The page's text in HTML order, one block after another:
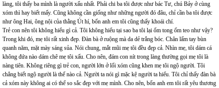
làng, tôi thấy ba mình là người xấu nhất. Phải chi ba tôi được như bác Tư, chú Bảy ở cùng
xóm thì hay biết mấy. Cũng không cần giống như những người đó đâu, chỉ cần ba tôi được
như ông Hai, ông nội của thằng Út hí, bốn anh em tôi cũng thấy khoái chí.
Trẻ con nên tôi không hiểu gì cả. Tôi không hiểu tại sao ba tôi lại ốm tong ốm teo như vậy?
Trong khi đó, mẹ tôi rất xinh đẹp. Đàn bà ở ruộng mà da dẻ trắng bóc. Chân lấm tay bùn
quanh năm, mặt mày sáng sủa. Nói chung, mắt mũi mẹ tôi đều đẹp cả. Nhìn mẹ, tôi dám cá
không đứa nào dám chê mẹ tôi xấu. Cho nên, đám con nít trong làng thường gọi mẹ tôi là
nàng tiên. Không riêng gì trẻ con, người lớn ở lối xóm cũng khen mẹ tôi ngộ người. Tôi
chẳng biết ngộ người là thế nào cả. Người ta nói gì mặc kệ người ta hiểu. Tôi chỉ thấy đàn bà
cả xóm này không ai có thể so sắc đẹp với mẹ mình. Cho nên, bốn anh em tôi rất yêu thương